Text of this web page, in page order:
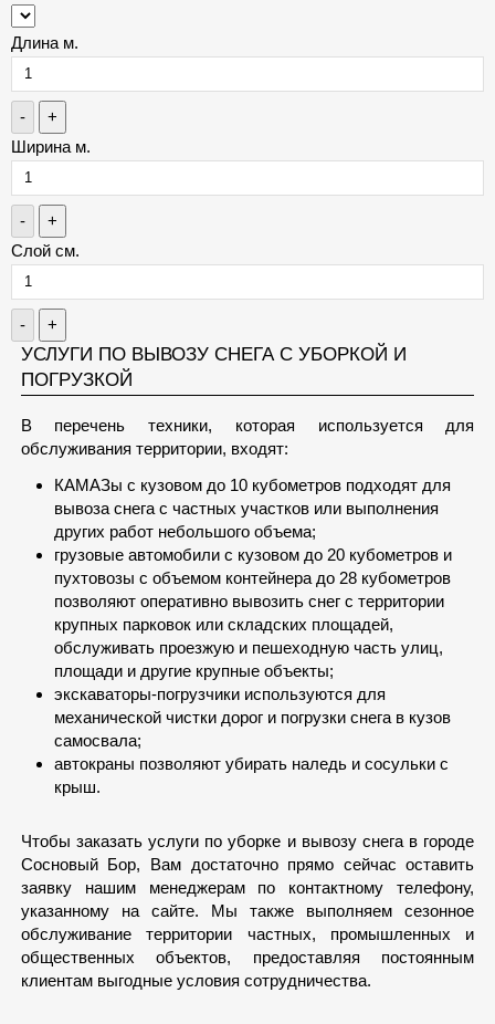
Длина м.
-
+
Ширина м.
-
+
Слой см.
- +
УСЛУГИ ПО ВЫВОЗУ СНЕГА С УБОРКОЙ И
ПОГРУЗКОЙ
В перечень техники, которая используется для
обслуживания территории, входят:
КАМАЗы с кузовом до 10 кубометров подходят для
вывоза снега с частных участков или выполнения
других работ небольшого объема;
грузовые автомобили с кузовом до 20 кубометров и
пухтовозы с объемом контейнера до 28 кубометров
позволяют оперативно вывозить снег с территории
крупных парковок или складских площадей,
обслуживать проезжую и пешеходную часть улиц,
площади и другие крупные объекты;
экскаваторы-погрузчики используются для
механической чистки дорог и погрузки снега в кузов
самосвала;
автокраны позволяют убирать наледь и сосульки с
крыш.
Чтобы заказать услуги по уборке и вывозу снега в городе
Сосновый Бор, Вам достаточно прямо сейчас оставить
заявку нашим менеджерам по контактному телефону,
указанному на сайте. Мы также выполняем сезонное
обслуживание территории частных, промышленных и
общественных объектов, предоставляя постоянным
клиентам выгодные условия сотрудничества.